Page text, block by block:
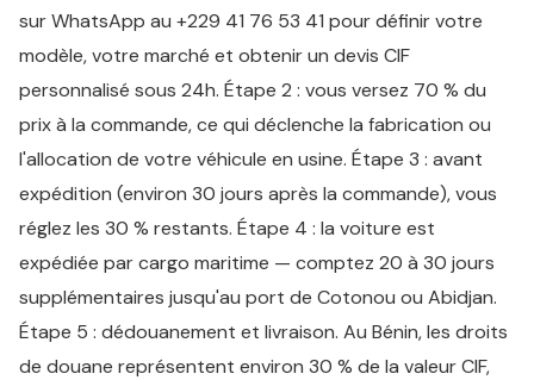
sur WhatsApp au +229 41 76 53 41 pour définir votre
modèle, votre marché et obtenir un devis CIF
personnalisé sous 24h. Étape 2 : vous versez 70 % du
prix à la commande, ce qui déclenche la fabrication ou
l'allocation de votre véhicule en usine. Étape 3 : avant
expédition (environ 30 jours après la commande), vous
réglez les 30 % restants. Étape 4 : la voiture est
expédiée par cargo maritime — comptez 20 à 30 jours
supplémentaires jusqu'au port de Cotonou ou Abidjan.
Étape 5 : dédouanement et livraison. Au Bénin, les droits
de douane représentent environ 30 % de la valeur CIF,